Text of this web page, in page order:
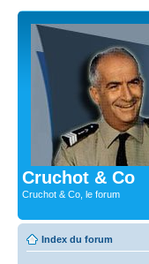
Cruchot & Co
Cruchot & Co, le forum
Index du forum